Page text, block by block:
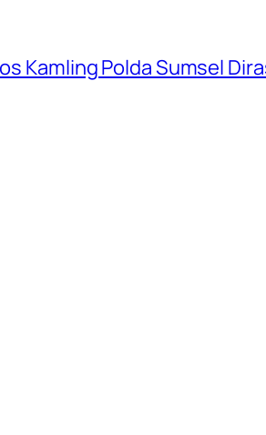
Kamling Polda Sumsel